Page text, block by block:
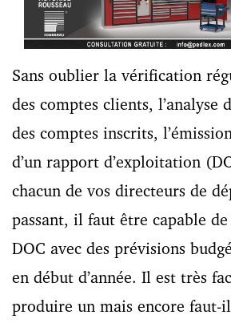
Sans oublier la vérification
des comptes clients, l’analyse
des comptes inscrits,
d’un rapport d’exploitation
chacun de vos directeurs de
passant, il faut être capable
DOC avec des prévisions
en début d’année. Il est très
produire un mais encore faut-